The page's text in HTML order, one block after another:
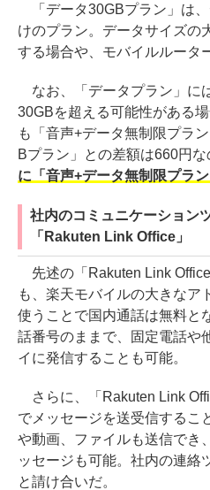
「データ30GBプラン」は
けのプラン。データサイズの
する場合や、モバイルルータ
なお、「データプラン」に
30GBを超える可能性がある
も「音声+データ無制限プラ
Bプラン」との差額は660円な
に「音声+データ無制限プラ
社内のコミュニケーション
「Rakuten Link Office」
先述の「Rakuten Link
も、楽天モバイルの大きなア
使うことで国内通話は無料と
話番号のままで、固定電話や
イに発信することも可能。
さらに、「Rakuten Link
でメッセージを送受信する
や動画、ファイルも送信でき
ッセージも可能。社内の連絡
と請け合いだ。